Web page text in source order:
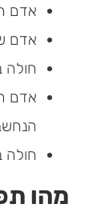
אדם
אדם
חולה
אדם
חולה
מהו